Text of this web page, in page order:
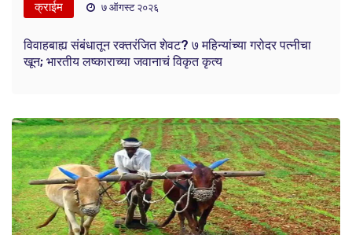
क्राईम ७ ऑगस्ट २०२६
विवाहबाह्य संबंधातून रक्तरंजित शेवट? ७ महिन्यांच्या गरोदर पत्नीचा
खून; भारतीय लष्काराच्या जवानाचं विकृत कृत्य